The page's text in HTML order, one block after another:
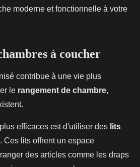
moderne et fonctionnelle à votre
à coucher
contribue à une vie plus
le rangement de chambre,
efficaces est d'utiliser des lits
. Ces lits offrent un espace
des articles comme les draps